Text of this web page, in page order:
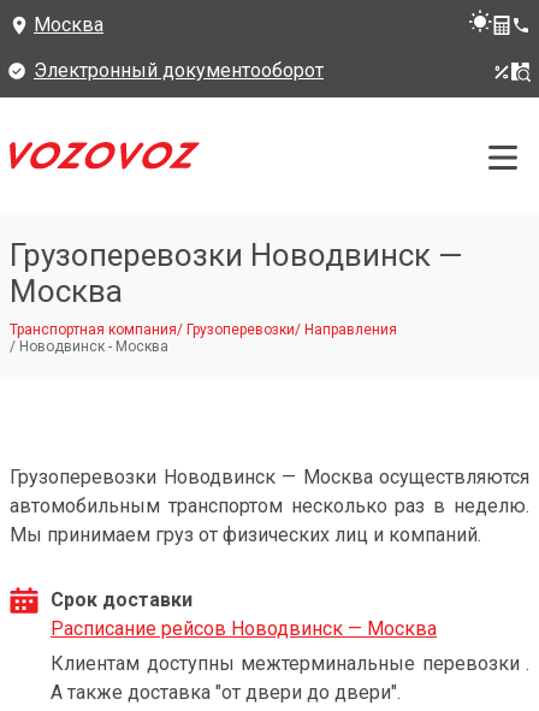
Москва
Электронный документооборот
Грузоперевозки Новодвинск —
Москва
Транспортная компания/ Грузоперевозки/ Направления
/ Новодвинск - Москва
Грузоперевозки Новодвинск — Москва осуществляются
автомобильным транспортом несколько раз в неделю.
Мы принимаем груз от физических лиц и компаний.
Срок доставки
Расписание рейсов Новодвинск — Москва
Клиентам доступны межтерминальные перевозки .
А также доставка "от двери до двери".